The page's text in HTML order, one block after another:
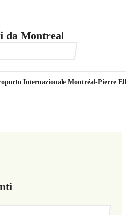
da Montreal
Internazionale Montréal-Pierre